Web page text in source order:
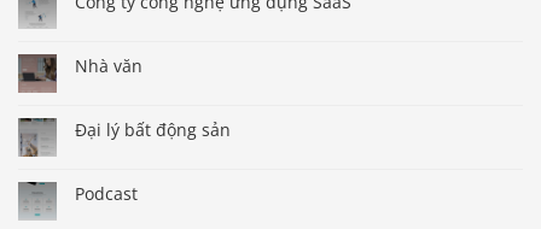
Nhà văn
Đại lý bất động sản
Podcast